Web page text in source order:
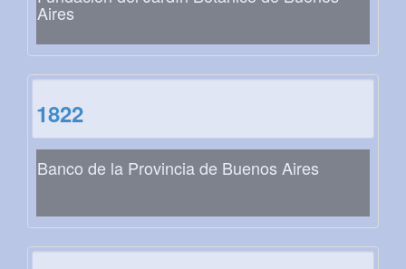
Aires
1822
Banco de la Provincia de Buenos Aires